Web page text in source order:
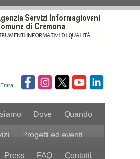
Entra
Dove Quando
Progetti ed eventi
Press FAQ Contatti